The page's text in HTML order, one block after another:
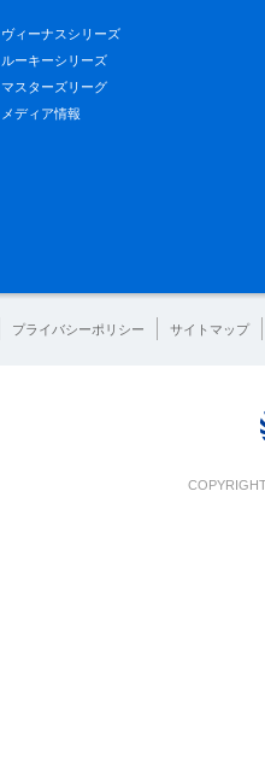
ヴィーナスシリーズ
ルーキーシリーズ
マスターズリーグ
メディア情報
プライバシーポリシー サイトマップ